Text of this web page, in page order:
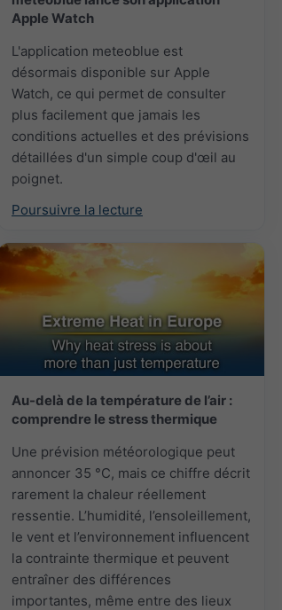
Apple Watch
L'application meteoblue est
désormais disponible sur Apple
Watch, ce qui permet de consulter
plus facilement que jamais les
conditions actuelles et des prévisions
détaillées d'un simple coup d'œil au
poignet.
Poursuivre la lecture
Au-delà de la température de l’air :
comprendre le stress thermique
Une prévision météorologique peut
annoncer 35 °C, mais ce chiffre décrit
rarement la chaleur réellement
ressentie. L’humidité, l’ensoleillement,
le vent et l’environnement influencent
la contrainte thermique et peuvent
entraîner des différences
importantes, même entre des lieux